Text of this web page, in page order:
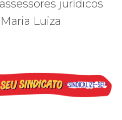
jurídicos
Luiza